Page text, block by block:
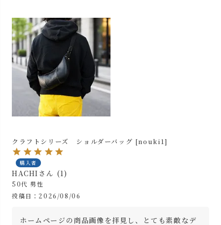
クラフトシリーズ ショルダーバッグ [nouki1]
購入者
HACHI 1
50代 男性
投稿日
2026/08/06
ホームページの商品画像を拝見し、とても素敵なデ